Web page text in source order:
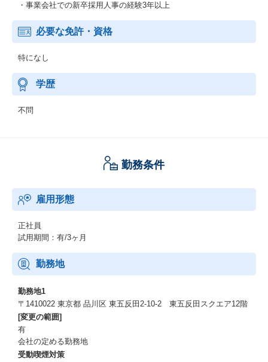
・事業会社での新卒採用人事の経験3年以上
必要な免許・資格
特になし
学歴
不問
勤務条件
雇用形態
正社員
試用期間：有/3ヶ月
勤務地
勤務地1
〒1410022 東京都 品川区 東五反田2-10-2 東五反田スクエア12階
[変更の範囲]
有
会社の定める勤務地
受動喫煙対策